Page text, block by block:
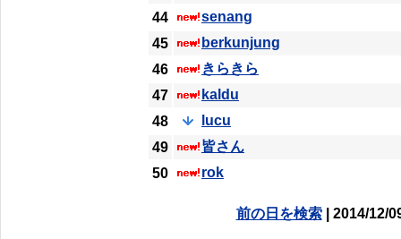
44
senang
45
berkunjung
46
きらきら
47
kaldu
48
lucu
49
皆さん
50
rok
前の日を検索| 2014/12/